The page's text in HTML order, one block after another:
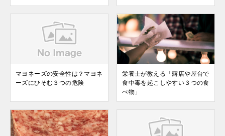
マヨネーズの安全性は？マヨネ
ーズにひそむ３つの危険
栄養士が教える「露店や屋台で
食中毒を起こしやすい３つの食
べ物」